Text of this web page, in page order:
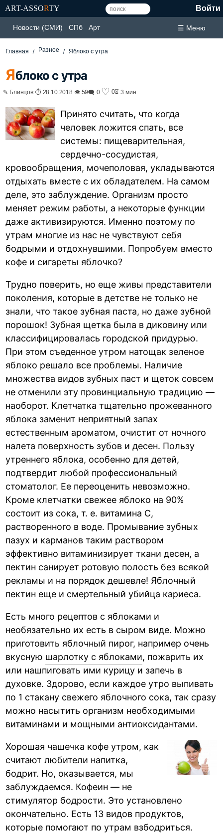
ART-ASSORTY Войти
Новости (СМИ) СПб Арт ☰ Меню
Главная Разное Яблоко с утра
Яблоко с утра
✎ Блинцов ⏱ 28.10.2018 👁 59🗨 0 ♡ 0⏳ 3 мин
Принято считать, что когда
человек ложится спать, все
системы: пищеварительная,
сердечно-сосудистая,
кровообращения, мочеполовая, укладываются
отдыхать вместе с их обладателем. На самом
деле, это заблуждение. Организм просто
меняет режим работы, а некоторые функции
даже активизируются. Именно поэтому по
утрам многие из нас не чувствуют себя
бодрыми и отдохнувшими. Попробуем вместо
кофе и сигареты яблочко?
Трудно поверить, но еще живы представители
поколения, которые в детстве не только не
знали, что такое зубная паста, но даже зубной
порошок! Зубная щетка была в диковину или
классифицировалась городской придурью.
При этом съеденное утром натощак зеленое
яблоко решало все проблемы. Наличие
множества видов зубных паст и щеток совсем
не отменили эту провинциальную традицию —
наоборот. Клетчатка тщательно прожеванного
яблока заменит неприятный запах
естественным ароматом, очистит от ночного
налета поверхность зубов и десен. Пользу
утреннего яблока, особенно для детей,
подтвердит любой профессиональный
стоматолог. Ее переоценить невозможно.
Кроме клетчатки свежее яблоко на 90%
состоит из сока, т. е. витамина С,
растворенного в воде. Промывание зубных
пазух и карманов таким раствором
эффективно витаминизирует ткани десен, а
пектин санирует ротовую полость без всякой
рекламы и на порядок дешевле! Яблочный
пектин еще и смертельный убийца кариеса.
Есть много рецептов с яблоками и
необязательно их есть в сыром виде. Можно
приготовить яблочный пирог, например очень
вкусную шарлотку с яблоками, пожарить их
или нашпиговать ими курицу и запечь в
духовке. Здорово, если каждое утро выпивать
по 1 стакану свежего яблочного сока, так сразу
можно насытить организм необходимыми
витаминами и мощными антиоксидантами.
Хорошая чашечка кофе утром, как
считают любители напитка,
бодрит. Но, оказывается, мы
заблуждаемся. Кофеин — не
стимулятор бодрости. Это установлено
окончательно. Есть 13 видов продуктов,
которые помогают по утрам взбодриться.